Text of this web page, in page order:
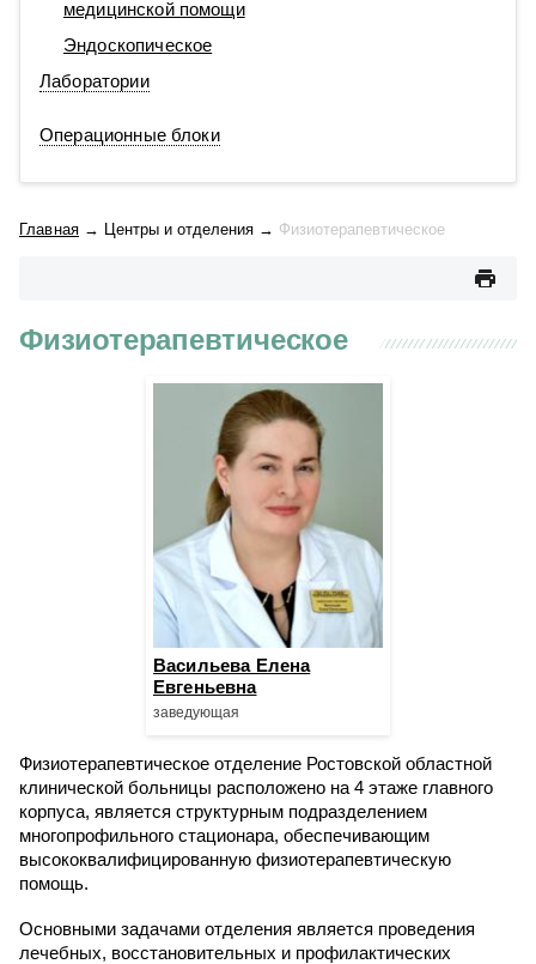
медицинской помощи
Эндоскопическое
Лаборатории
Операционные блоки
Главная → Центры и отделения → Физиотерапевтическое
Физиотерапевтическое
Васильева Елена
Евгеньевна
заведующая
Физиотерапевтическое отделение Ростовской областной
клинической больницы расположено на 4 этаже главного
корпуса, является структурным подразделением
многопрофильного стационара, обеспечивающим
высококвалифицированную физиотерапевтическую
помощь.
Основными задачами отделения является проведения
лечебных, восстановительных и профилактических